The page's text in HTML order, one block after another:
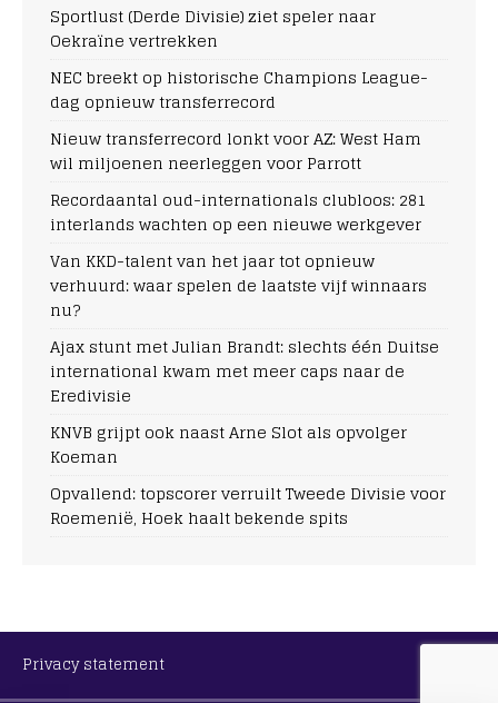
Sportlust (Derde Divisie) ziet speler naar
Oekraïne vertrekken
NEC breekt op historische Champions League-
dag opnieuw transferrecord
Nieuw transferrecord lonkt voor AZ: West Ham
wil miljoenen neerleggen voor Parrott
Recordaantal oud-internationals clubloos: 281
interlands wachten op een nieuwe werkgever
Van KKD-talent van het jaar tot opnieuw
verhuurd: waar spelen de laatste vijf winnaars
nu?
Ajax stunt met Julian Brandt: slechts één Duitse
international kwam met meer caps naar de
Eredivisie
KNVB grijpt ook naast Arne Slot als opvolger
Koeman
Opvallend: topscorer verruilt Tweede Divisie voor
Roemenië, Hoek haalt bekende spits
Privacy statement